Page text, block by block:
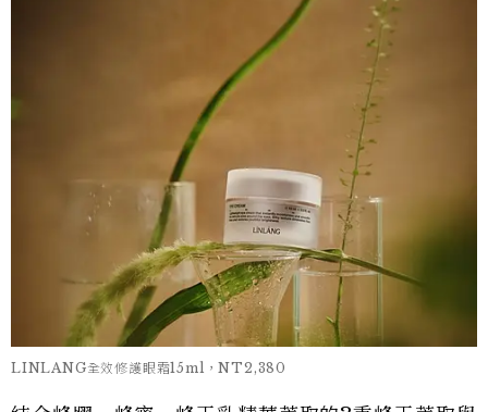
LINLANG全效修護眼霜15ml，NT2,380